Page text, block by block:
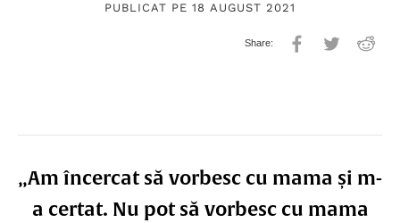
PUBLICAT PE 18 AUGUST 2021
„Am încercat să vorbesc cu mama și m-
a certat. Nu pot să vorbesc cu mama